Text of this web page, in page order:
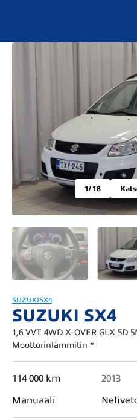
1/ 18
SUZUKISX4
SUZUKI SX4
1,6 VVT 4WD X-OVER GLX 5D
Moottorinlämmitin *
114 000 km 2013
Manuaali